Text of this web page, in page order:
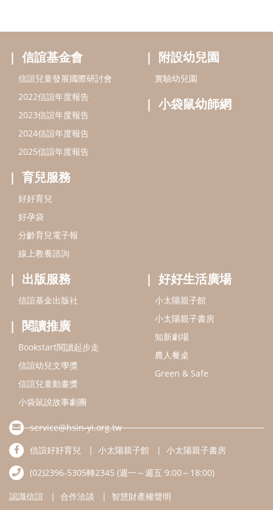
信誼基金會
信誼兒童發展國際研討會
2022信誼年度報告
2023信誼年度報告
2024信誼年度報告
2025信誼年度報告
育兒服務
好好育兒
好孕袋
分齡育兒電子報
線上教養諮詢
附設幼兒園
實驗幼兒園
小袋鼠幼師網
出版服務
信誼基金出版社
閱讀推廣
Bookstart閱讀起步走
信誼幼兒文學獎
信誼兒童動畫獎
小袋鼠說故事劇團
好好生活廣場
小太陽親子館
小太陽親子書房
知新劇場
農人餐桌
Green & Safe
service@hsin-yi.org.tw
信誼好好育兒
小太陽親子館
小太陽親子書房
(02)2396-5305轉2345 (週一～週五 9:00～18:00)
認識信誼 合作洽談 智慧財產權聲明